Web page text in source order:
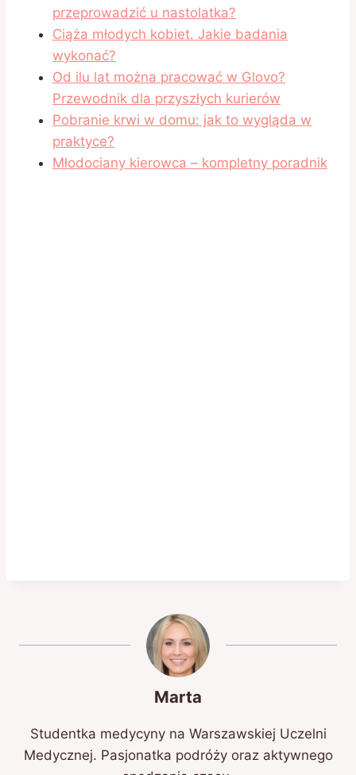
przeprowadzić u nastolatka?
Ciąża młodych kobiet. Jakie badania
wykonać?
Od ilu lat można pracować w Glovo?
Przewodnik dla przyszłych kurierów
Pobranie krwi w domu: jak to wygląda w
praktyce?
Młodociany kierowca – kompletny poradnik
Marta
Studentka medycyny na Warszawskiej Uczelni
Medycznej. Pasjonatka podróży oraz aktywnego